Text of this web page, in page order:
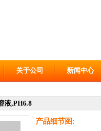
关于公司 新闻中心
液,PH6.8
产品细节图: